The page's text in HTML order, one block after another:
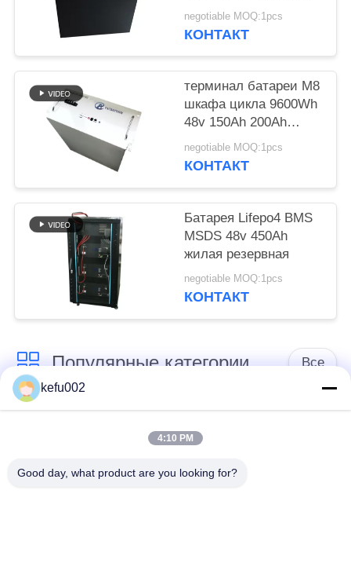
negotiable MOQ:1pcs
КОНТАКТ
терминал батареи M8
шкафа цикла 9600Wh
48v 150Ah 200Ah
глубокий
negotiable MOQ:1pcs
КОНТАКТ
Батарея Lifepo4 BMS
MSDS 48v 450Ah
жилая резервная
negotiable MOQ:1pcs
КОНТАКТ
Популярные категории Все
Глубокая батарея
цикла ЛиФеПо4
Перезаряжаемые
Солнечная батарея
kefu002
4:10 PM
Good day, what product are you looking for?